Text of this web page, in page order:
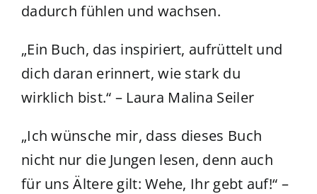
dadurch fühlen und wachsen.
„Ein Buch, das inspiriert, aufrüttelt und
dich daran erinnert, wie stark du
wirklich bist.“ – Laura Malina Seiler
„Ich wünsche mir, dass dieses Buch
nicht nur die Jungen lesen, denn auch
für uns Ältere gilt: Wehe, Ihr gebt auf!“ –